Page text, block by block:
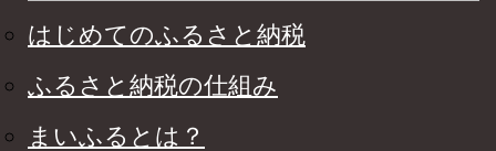
はじめてのふるさと納税
ふるさと納税の仕組み
まいふるとは？